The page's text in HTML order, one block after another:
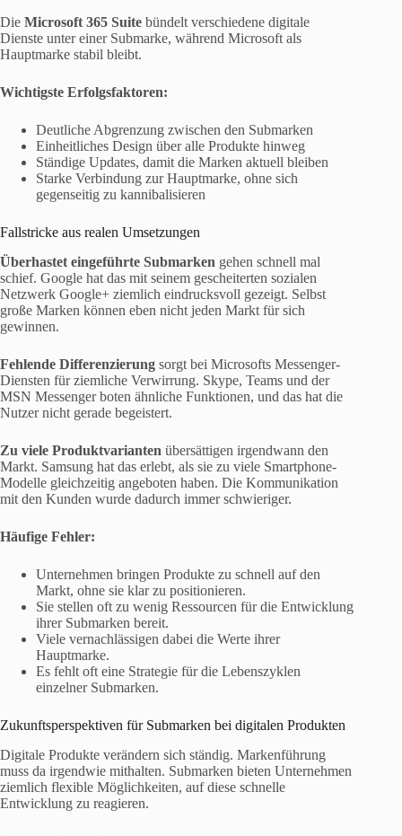
Die Microsoft 365 Suite bündelt verschiedene digitale
Dienste unter einer Submarke, während Microsoft als
Hauptmarke stabil bleibt.
Wichtigste Erfolgsfaktoren:
Deutliche Abgrenzung zwischen den Submarken
Einheitliches Design über alle Produkte hinweg
Ständige Updates, damit die Marken aktuell bleiben
Starke Verbindung zur Hauptmarke, ohne sich
gegenseitig zu kannibalisieren
Fallstricke aus realen Umsetzungen
Überhastet eingeführte Submarken gehen schnell mal
schief. Google hat das mit seinem gescheiterten sozialen
Netzwerk Google+ ziemlich eindrucksvoll gezeigt. Selbst
große Marken können eben nicht jeden Markt für sich
gewinnen.
Fehlende Differenzierung sorgt bei Microsofts Messenger-
Diensten für ziemliche Verwirrung. Skype, Teams und der
MSN Messenger boten ähnliche Funktionen, und das hat die
Nutzer nicht gerade begeistert.
Zu viele Produktvarianten übersättigen irgendwann den
Markt. Samsung hat das erlebt, als sie zu viele Smartphone-
Modelle gleichzeitig angeboten haben. Die Kommunikation
mit den Kunden wurde dadurch immer schwieriger.
Häufige Fehler:
Unternehmen bringen Produkte zu schnell auf den
Markt, ohne sie klar zu positionieren.
Sie stellen oft zu wenig Ressourcen für die Entwicklung
ihrer Submarken bereit.
Viele vernachlässigen dabei die Werte ihrer
Hauptmarke.
Es fehlt oft eine Strategie für die Lebenszyklen
einzelner Submarken.
Zukunftsperspektiven für Submarken bei digitalen Produkten
Digitale Produkte verändern sich ständig. Markenführung
muss da irgendwie mithalten. Submarken bieten Unternehmen
ziemlich flexible Möglichkeiten, auf diese schnelle
Entwicklung zu reagieren.